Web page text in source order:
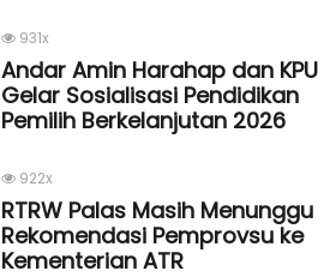
931x
Andar Amin Harahap dan KPU
Gelar Sosialisasi Pendidikan
Pemilih Berkelanjutan 2026
922x
RTRW Palas Masih Menunggu
Rekomendasi Pemprovsu ke
Kementerian ATR